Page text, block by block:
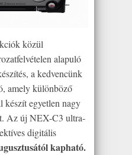
közül
alapuló
a kedvencünk
amely különböző
készít egyetlen nagy
Az új NEX-C3 ultra-
digitális
kapható.